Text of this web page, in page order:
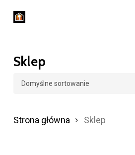
głównejSklep
Strona główna Sklep